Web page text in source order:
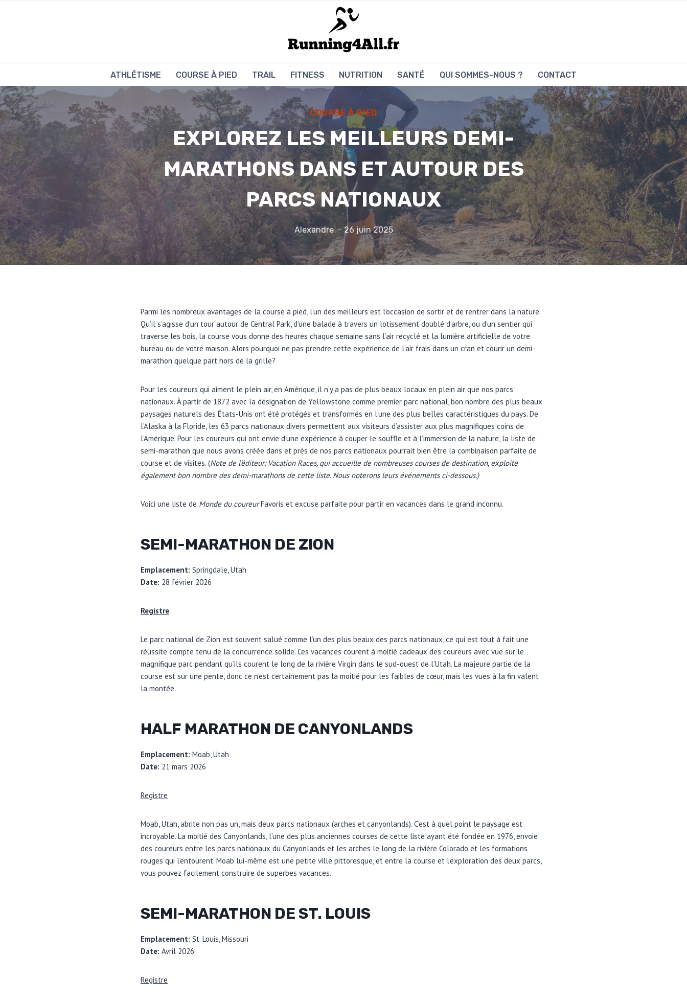
ATHLÉTISME COURSE À PIED TRAIL FITNESS NUTRITION SANTÉ QUI SOMMES-NOUS ? CONTACT
COURSE À PIED
EXPLOREZ LES MEILLEURS DEMI-
MARATHONS DANS ET AUTOUR DES
PARCS NATIONAUX
Alexandre 26 juin 2025
Parmi les nombreux avantages de la course à pied, l’un des meilleurs est l’occasion de sortir et de rentrer dans la nature.
Qu’il s’agisse d’un tour autour de Central Park, d’une balade à travers un lotissement doublé d’arbre, ou d’un sentier qui
traverse les bois, la course vous donne des heures chaque semaine sans l’air recyclé et la lumière artificielle de votre
bureau ou de votre maison. Alors pourquoi ne pas prendre cette expérience de l’air frais dans un cran et courir un demi-
marathon quelque part hors de la grille?
Pour les coureurs qui aiment le plein air, en Amérique, il n’y a pas de plus beaux locaux en plein air que nos parcs
nationaux. À partir de 1872 avec la désignation de Yellowstone comme premier parc national, bon nombre des plus beaux
paysages naturels des États-Unis ont été protégés et transformés en l’une des plus belles caractéristiques du pays. De
l’Alaska à la Floride, les 63 parcs nationaux divers permettent aux visiteurs d’assister aux plus magnifiques coins de
l’Amérique. Pour les coureurs qui ont envie d’une expérience à couper le souffle et à l’immersion de la nature, la liste de
semi-marathon que nous avons créée dans et près de nos parcs nationaux pourrait bien être la combinaison parfaite de
course et de visites. (Note de l’éditeur: Vacation Races, qui accueille de nombreuses courses de destination, exploite
également bon nombre des demi-marathons de cette liste. Nous noterons leurs événements ci-dessous.)
Voici une liste de Monde du coureurFavoris et excuse parfaite pour partir en vacances dans le grand inconnu.
SEMI-MARATHON DE ZION
Emplacement: Springdale, Utah
Date: 28 février 2026
Registre
Le parc national de Zion est souvent salué comme l’un des plus beaux des parcs nationaux, ce qui est tout à fait une
réussite compte tenu de la concurrence solide. Ces vacances courent à moitié cadeaux des coureurs avec vue sur le
magnifique parc pendant qu’ils courent le long de la rivière Virgin dans le sud-ouest de l’Utah. La majeure partie de la
course est sur une pente, donc ce n’est certainement pas la moitié pour les faibles de cœur, mais les vues à la fin valent
la montée.
HALF MARATHON DE CANYONLANDS
Emplacement: Moab, Utah
Date: 21 mars 2026
Registre
Moab, Utah, abrite non pas un, mais deux parcs nationaux (arches et canyonlands). C’est à quel point le paysage est
incroyable. La moitié des Canyonlands, l’une des plus anciennes courses de cette liste ayant été fondée en 1976, envoie
des coureurs entre les parcs nationaux du Canyonlands et les arches le long de la rivière Colorado et les formations
rouges qui l’entourent. Moab lui-même est une petite ville pittoresque, et entre la course et l’exploration des deux parcs,
vous pouvez facilement construire de superbes vacances.
SEMI-MARATHON DE ST. LOUIS
Emplacement: St. Louis, Missouri
Date: Avril 2026
Registre